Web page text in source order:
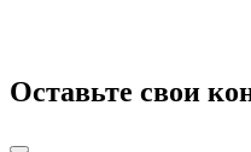
Оставьте свои